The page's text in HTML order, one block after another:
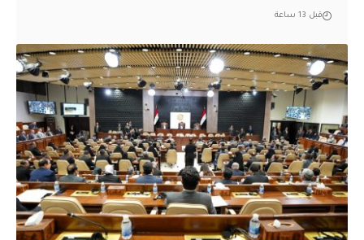
قبل 13 ساعة